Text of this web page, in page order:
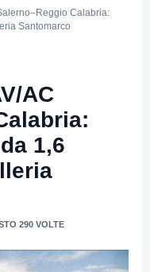
Calabria:
Santomarco
AC
1,6
290 VOLTE